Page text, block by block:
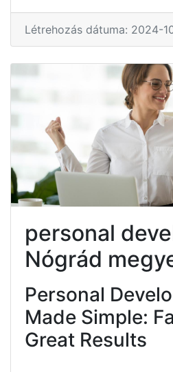
Létrehozás dátuma: 2024-
personal
Nógrád
Personal
Made Simple:
Great Results